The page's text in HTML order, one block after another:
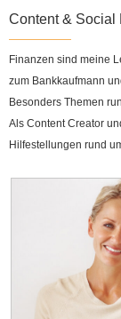
Content & Social
Finanzen sind meine
zum Bankkaufmann
Besonders Themen
Als Content Creator
Hilfestellungen rund